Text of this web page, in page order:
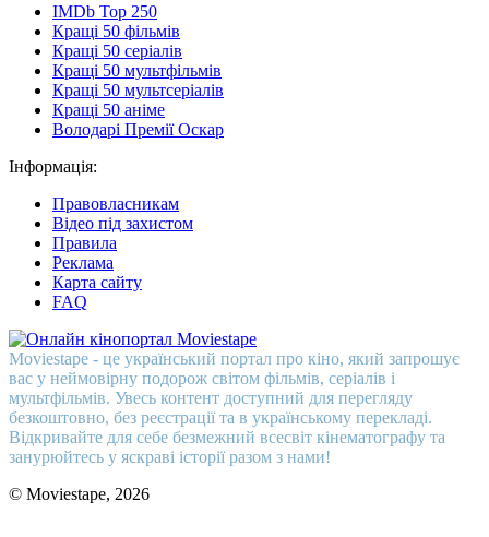
IMDb Top 250
Кращі 50 фільмів
Кращі 50 серіалів
Кращі 50 мультфільмів
Кращі 50 мультсеріалів
Кращі 50 аніме
Володарі Премії Оскар
Інформація:
Правовласникам
Відео під захистом
Правила
Реклама
Карта сайту
FAQ
Moviestape - це український портал про кіно, який запрошує
вас у неймовірну подорож світом фільмів, серіалів і
мультфільмів. Увесь контент доступний для перегляду
безкоштовно, без реєстрації та в українському перекладі.
Відкривайте для себе безмежний всесвіт кінематографу та
занурюйтесь у яскраві історії разом з нами!
© Moviestape, 2026